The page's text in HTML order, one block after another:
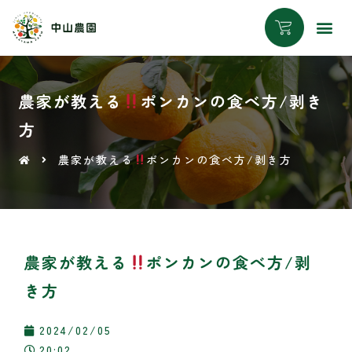
農家が教える
ポンカンの食べ方/剥き
方
農家が教える ポンカンの食べ方/剥き方
農家が教える
ポンカンの食べ方/剥
き方
2024/02/05